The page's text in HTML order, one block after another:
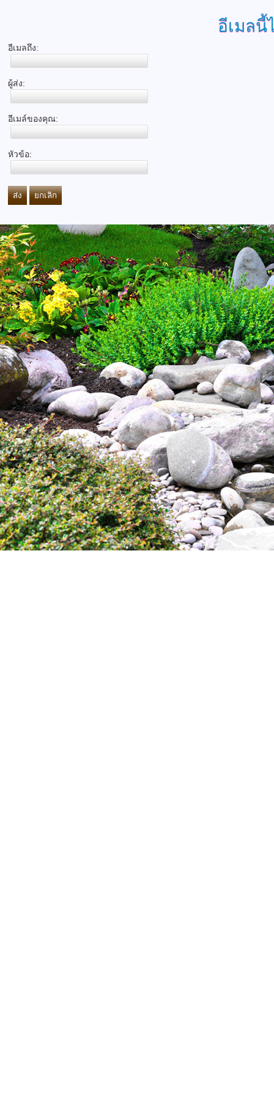
อีเมลนี้
อีเมลถึง:
ผู้ส่ง:
อีเมล์ของคุณ:
หัวข้อ:
ส่ง ยกเลิก